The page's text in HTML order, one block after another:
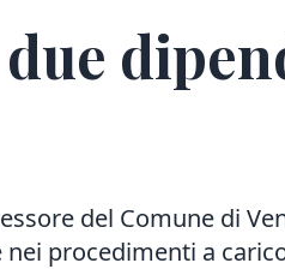
due
del Comune di
procedimenti a